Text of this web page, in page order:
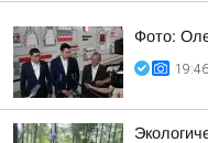
Фото:
19:46